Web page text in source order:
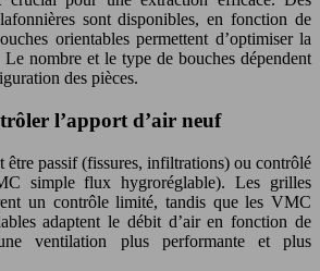
sont disponibles, en fonction de
orientables permettent d’optimiser la
nombre et le type de bouches dépendent
des pièces.
l’apport d’air neuf
être passif (fissures, infiltrations) ou contrôlé
simple flux hygroréglable). Les grilles
un contrôle limité, tandis que les VMC
adaptent le débit d’air en fonction de
ventilation plus performante et plus